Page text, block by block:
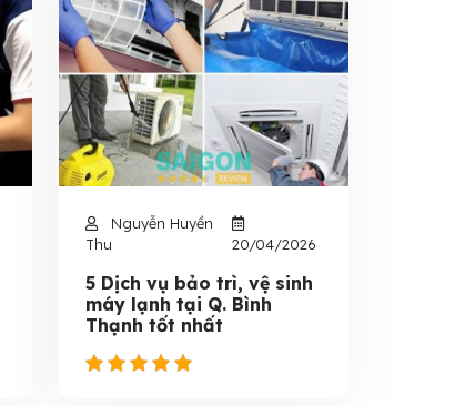
Nguyễn Huyền
Thu
20/04/2026
5 Dịch vụ bảo trì, vệ sinh
máy lạnh tại Q. Bình
Thạnh tốt nhất